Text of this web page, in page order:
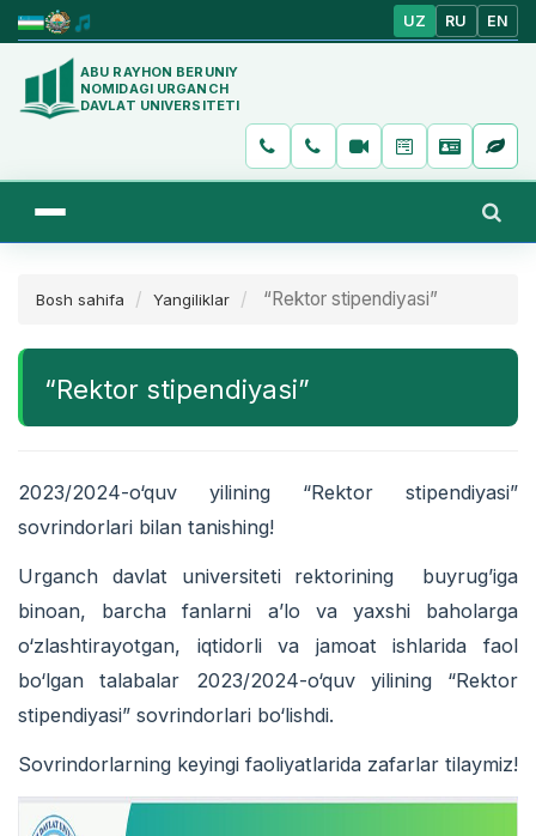
UZ RU EN
ABU RAYHON BERUNIY
NOMIDAGI URGANCH
DAVLAT UNIVERSITETI
Bosh sahifa Yangiliklar “Rektor stipendiyasi”
“Rektor stipendiyasi”
2023/2024-o‘quv yilining “Rektor stipendiyasi”
sovrindorlari bilan tanishing!
Urganch davlat universiteti rektorining buyrug’iga
binoan, barcha fanlarni a’lo va yaxshi baholarga
o‘zlashtirayotgan, iqtidorli va jamoat ishlarida faol
bo‘lgan talabalar 2023/2024-o‘quv yilining “Rektor
stipendiyasi” sovrindorlari bo‘lishdi.
Sovrindorlarning keyingi faoliyatlarida zafarlar tilaymiz!